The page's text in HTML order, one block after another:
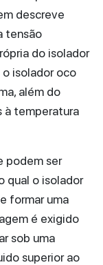
descreve
tensão
do isolador
isolador oco
além do
à temperatura
podem ser
qual o isolador
formar uma
é exigido
sob uma
superior ao